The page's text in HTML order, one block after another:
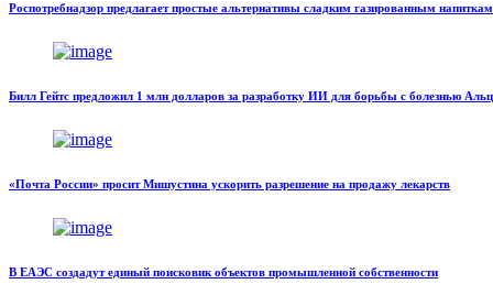
Роспотребнадзор предлагает простые альтернативы сладким газированным напиткам
Билл Гейтс предложил 1 млн долларов за разработку ИИ для борьбы с болезнью
«Почта России» просит Мишустина ускорить разрешение на продажу лекарств
В ЕАЭС создадут единый поисковик объектов промышленной собственности